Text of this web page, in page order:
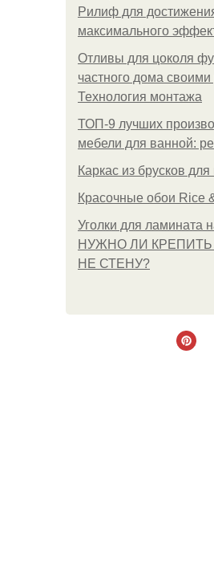
Рилиф для
максимального
Отливы для цоколя
частного дома своими
Технология монтажа
ТОП-9 лучших
мебели для ванной:
Каркас из брусков
Красочные обои Rice
Уголки для ламината
НУЖНО ЛИ
НЕ СТЕНУ?